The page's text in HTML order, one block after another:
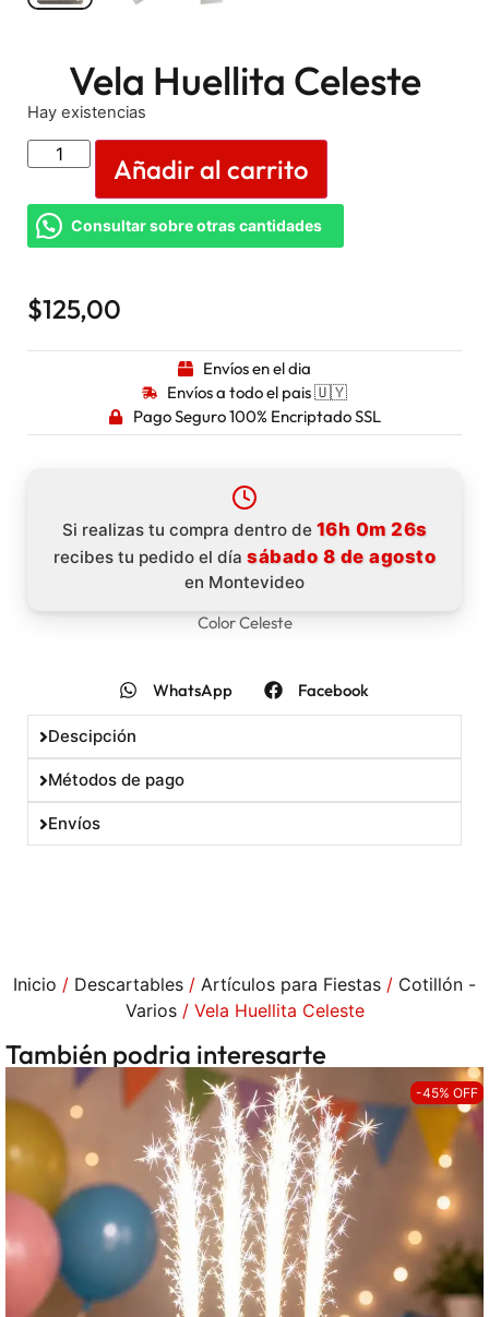
Vela Huellita Celeste
Hay existencias
Añadir al carrito
Consultar sobre otras cantidades
$125,00
Envíos en el dia
Envíos a todo el pais 🇺🇾
Pago Seguro 100% Encriptado SSL
Si realizas tu compra dentro de 16h 0m 25s
recibes tu pedido el día sábado 8 de agosto
en Montevideo
Color Celeste
WhatsApp Facebook
Descipción
Métodos de pago
Envíos
Inicio / Descartables / Artículos para Fiestas / Cotillón -
Varios/ Vela Huellita Celeste
También podria interesarte
-45% OFF